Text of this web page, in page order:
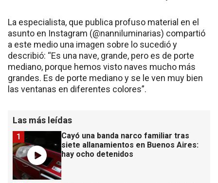
La especialista, que publica profuso material en el
asunto en Instagram (@nanniluminarias) compartió
a este medio una imagen sobre lo sucedió y
describió: “Es una nave, grande, pero es de porte
mediano, porque hemos visto naves mucho más
grandes. Es de porte mediano y se le ven muy bien
las ventanas en diferentes colores”.
Las más leídas
Cayó una banda narco familiar tras
siete allanamientos en Buenos Aires:
hay ocho detenidos
1